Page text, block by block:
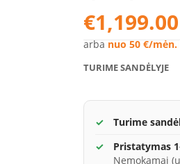
€1,199.00
arba nuo 50 €/mėn.
TURIME SANDĖLYJE
Turime
Pristatymas
Nemokamai